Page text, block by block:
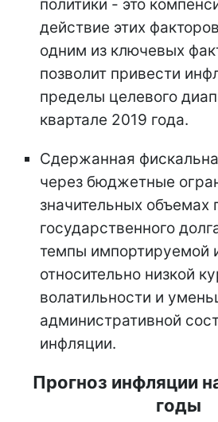
политики - это
действие этих
одним из ключевых
позволит привести
пределы целевого
квартале 2019 года.
Сдержанная
через бюджетные
значительных объемах
государственного
темпы импортируемой
относительно низкой
волатильности и
административной
инфляции.
Прогноз инфляции
годы